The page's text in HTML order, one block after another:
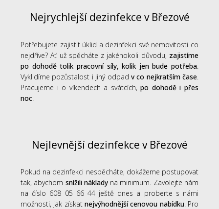
Nejrychlejší dezinfekce v Březové
Potřebujete zajistit úklid a dezinfekci své nemovitosti co
nejdříve? Ať už spěcháte z jakéhokoli důvodu, zajistíme
po dohodě tolik pracovní síly, kolik jen bude potřeba
Vyklidíme pozůstalost i jiný odpad v co nejkratším čase
Pracujeme i o víkendech a svátcích,po dohodě i přes
noc!
Nejlevnější dezinfekce v Březové
Pokud na dezinfekci nespěcháte, dokážeme postupovat
tak, abychom snížili nákladyna minimum. Zavolejte nám
na číslo 608 05 66 44 ještě dnes a proberte s námi
možnosti, jak získat nejvýhodnější cenovou nabídku. Pro